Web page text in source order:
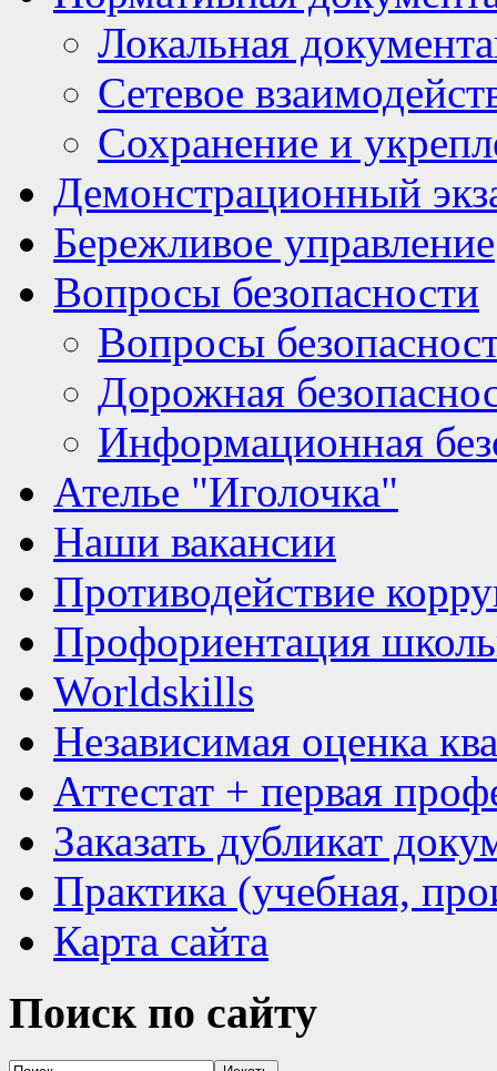
Локальная
Сетевое
Сохранение и
Демонстрационный
Бережливое управление
Вопросы безопасности
Вопросы
Дорожная
Информационная
Ателье "Иголочка"
Наши вакансии
Противодействие
Профориентация
Worldskills
Независимая оценка
Аттестат + первая
Заказать дубликат
Практика (учебная,
Карта сайта
Поиск по сайту